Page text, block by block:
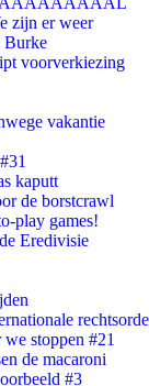
zijn er weer
Burke
voorverkiezing
vakantie
kaputt
de borstcrawl
play games!
Eredivisie
rechtsorde
stoppen #21
de macaroni
#3